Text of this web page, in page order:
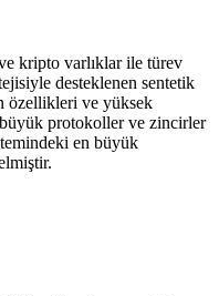
kripto varlıklar ile türev
desteklenen sentetik
özellikleri ve yüksek
protokoller ve zincirler
en büyük